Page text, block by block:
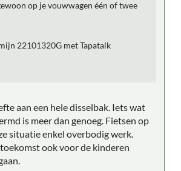
op je vouwwagen één of twee
22101320G met Tapatalk
aan een hele disselbak. Iets wat
is meer dan genoeg. Fietsen op
situatie enkel overbodig werk.
ook voor de kinderen